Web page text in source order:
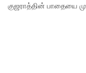
குஜராத்தின் பாதையை